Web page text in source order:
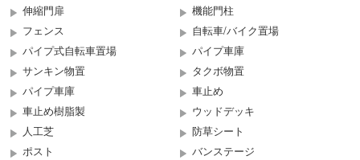
伸縮門扉
機能門柱
フェンス
自転車/バイク置場
パイプ式自転車置場
パイプ車庫
サンキン物置
タクボ物置
パイプ車庫
車止め
車止め樹脂製
ウッドデッキ
人工芝
防草シート
ポスト
バンステージ